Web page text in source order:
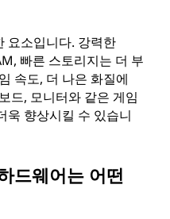
요소입니다. 강력한
빠른 스토리지는 더 부
속도, 더 나은 화질에
드, 모니터와 같은 게임
욱 향상시킬 수 있습니
드웨어는 어떤